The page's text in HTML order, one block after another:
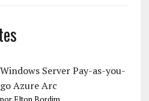
Windows Server Pay-as-you-
go Azure Arc